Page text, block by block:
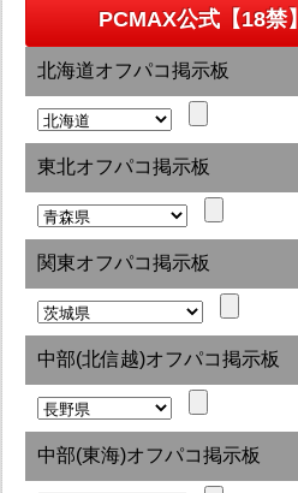
PCMAX公式【18禁】
北海道オフパコ掲示板
東北オフパコ掲示板
関東オフパコ掲示板
中部(北信越)オフパコ掲示板
中部(東海)オフパコ掲示板